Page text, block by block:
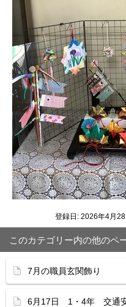
登録日: 2026年4月28
このカテゴリー内の他のペ
7月の職員玄関飾り
6月17日 1・4年 交通